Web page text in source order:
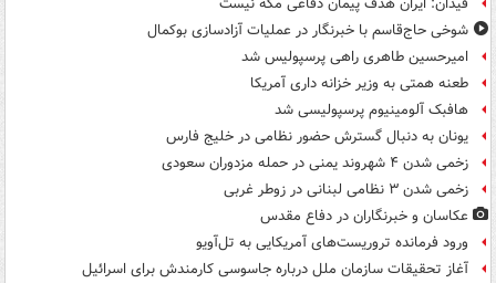
شوخی حاج‌قاسم با خبرنگار در عملیات آزادسازی بوکمال
امیرحسین طاهری راهی پرسپولیس شد
طعنه همتی به وزیر خزانه داری آمریکا
هافبک آلومینیوم پرسپولیسی شد
یونان به دنبال گسترش حضور نظامی در خلیج فارس
زخمی شدن ۴ شهروند یمنی در حمله مزدوران سعودی
زخمی شدن ۳ نظامی لبنانی در زوطر غربی
عکاسان و خبرنگاران در دفاع مقدس
ورود فرمانده تروریست‌های آمریکایی به تل‌آویو
آغاز تحقیقات سازمان ملل درباره جاسوسی کارمندش برای اسرائیل